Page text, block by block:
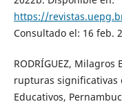
https://
Consultado el: 16 feb.
RODRÍGUEZ,
rupturas significativas
Educativos,